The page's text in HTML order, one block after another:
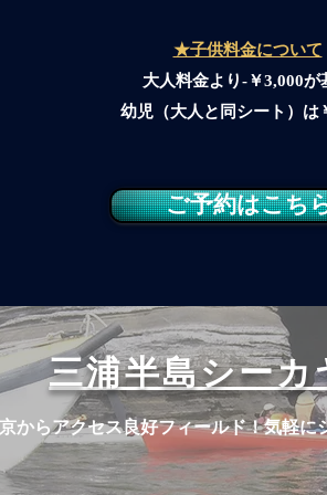
​​★子供料金について
大人料金より-￥3,000が
幼児（大人と同シート）は
ご予約はこち
三浦半島シー
からアクセス良好フィールド！気軽に